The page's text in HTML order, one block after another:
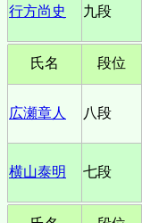
行方尚史 九段
氏名 段位
広瀬章人 八段
横山泰明 七段